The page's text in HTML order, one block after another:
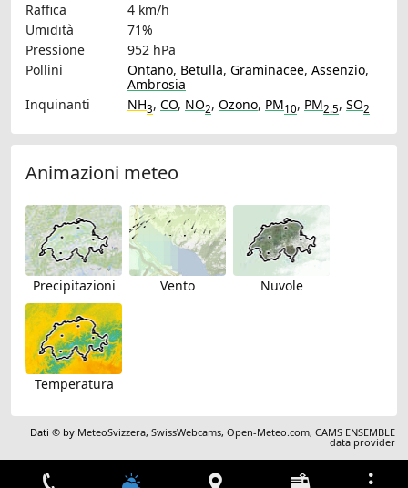
Raffica
4 km/h
Umidità
71%
Pressione
952 hPa
Pollini
Ontano, Betulla, Graminacee, Assenzio,
Ambrosia
Inquinanti
NH3, CO, NO2, Ozono, PM10, PM2.5, SO2
Animazioni meteo
Precipitazioni Vento Nuvole
Temperatura
Dati © by MeteoSvizzera,SwissWebcams,Open-Meteo.com,CAMS ENSEMBLE
data provider